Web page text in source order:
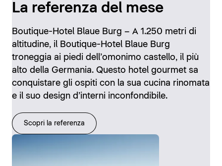
La referenza del mese
Boutique-Hotel Blaue Burg – A 1.250 metri di
altitudine, il Boutique-Hotel Blaue Burg
troneggia ai piedi dell’omonimo castello, il più
alto della Germania. Questo hotel gourmet sa
conquistare gli ospiti con la sua cucina rinomata
e il suo design d’interni inconfondibile.
Scopri la referenza